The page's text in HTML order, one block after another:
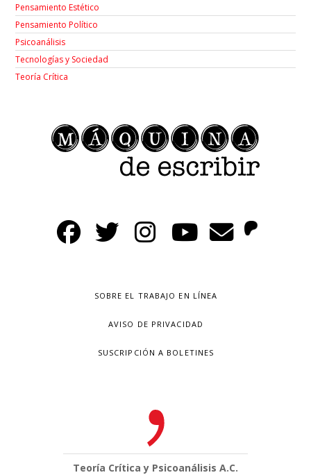
Pensamiento Estético
Pensamiento Político
Psicoanálisis
Tecnologías y Sociedad
Teoría Crítica
SOBRE EL TRABAJO EN LÍNEA
AVISO DE PRIVACIDAD
SUSCRIPCIÓN A BOLETINES
Teoría Crítica y Psicoanálisis A.C.